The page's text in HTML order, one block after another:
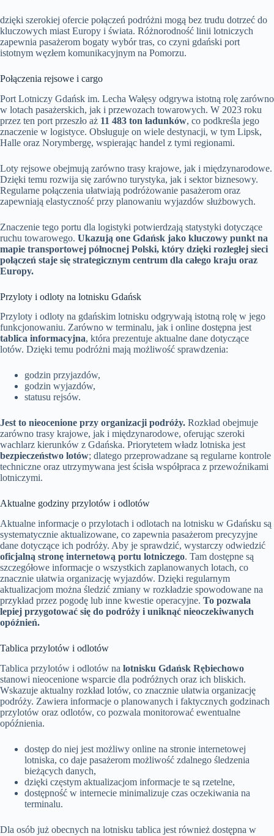
dzięki szerokiej ofercie połączeń podróżni mogą bez trudu dotrzeć do
kluczowych miast Europy i świata. Różnorodność linii lotniczych
zapewnia pasażerom bogaty wybór tras, co czyni gdański port
istotnym węzłem komunikacyjnym na Pomorzu.
Połączenia rejsowe i cargo
Port Lotniczy Gdańsk im. Lecha Wałęsy odgrywa istotną rolę zarówno
w lotach pasażerskich, jak i przewozach towarowych. W 2023 roku
przez ten port przeszło aż 11 483 ton ładunków, co podkreśla jego
znaczenie w logistyce. Obsługuje on wiele destynacji, w tym Lipsk,
Halle oraz Norymbergę, wspierając handel z tymi regionami.
Loty rejsowe obejmują zarówno trasy krajowe, jak i międzynarodowe.
Dzięki temu rozwija się zarówno turystyka, jak i sektor biznesowy.
Regularne połączenia ułatwiają podróżowanie pasażerom oraz
zapewniają elastyczność przy planowaniu wyjazdów służbowych.
Znaczenie tego portu dla logistyki potwierdzają statystyki dotyczące
ruchu towarowego. Ukazują one Gdańsk jako kluczowy punkt na
mapie transportowej północnej Polski, który dzięki rozległej sieci
połączeń staje się strategicznym centrum dla całego kraju oraz
Europy.
Przyloty i odloty na lotnisku Gdańsk
Przyloty i odloty na gdańskim lotnisku odgrywają istotną rolę w jego
funkcjonowaniu. Zarówno w terminalu, jak i online dostępna jest
tablica informacyjna, która prezentuje aktualne dane dotyczące
lotów. Dzięki temu podróżni mają możliwość sprawdzenia:
godzin przyjazdów,
godzin wyjazdów,
statusu rejsów.
Jest to nieocenione przy organizacji podróży. Rozkład obejmuje
zarówno trasy krajowe, jak i międzynarodowe, oferując szeroki
wachlarz kierunków z Gdańska. Priorytetem władz lotniska jest
bezpieczeństwo lotów; dlatego przeprowadzane są regularne kontrole
techniczne oraz utrzymywana jest ścisła współpraca z przewoźnikami
lotniczymi.
Aktualne godziny przylotów i odlotów
Aktualne informacje o przylotach i odlotach na lotnisku w Gdańsku są
systematycznie aktualizowane, co zapewnia pasażerom precyzyjne
dane dotyczące ich podróży. Aby je sprawdzić, wystarczy odwiedzić
oficjalną stronę internetową portu lotniczego. Tam dostępne są
szczegółowe informacje o wszystkich zaplanowanych lotach, co
znacznie ułatwia organizację wyjazdów. Dzięki regularnym
aktualizacjom można śledzić zmiany w rozkładzie spowodowane na
przykład przez pogodę lub inne kwestie operacyjne. To pozwala
lepiej przygotować się do podróży i uniknąć nieoczekiwanych
opóźnień.
Tablica przylotów i odlotów
Tablica przylotów i odlotów na lotnisku Gdańsk Rębiechowo
stanowi nieocenione wsparcie dla podróżnych oraz ich bliskich.
Wskazuje aktualny rozkład lotów, co znacznie ułatwia organizację
podróży. Zawiera informacje o planowanych i faktycznych godzinach
przylotów oraz odlotów, co pozwala monitorować ewentualne
opóźnienia.
dostęp do niej jest możliwy online na stronie internetowej
lotniska, co daje pasażerom możliwość zdalnego śledzenia
bieżących danych,
dzięki częstym aktualizacjom informacje te są rzetelne,
dostępność w internecie minimalizuje czas oczekiwania na
terminalu.
Dla osób już obecnych na lotnisku tablica jest również dostępna w